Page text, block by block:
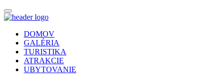
DOMOV
GALÉRIA
TURISTIKA
ATRAKCIE
UBYTOVANIE